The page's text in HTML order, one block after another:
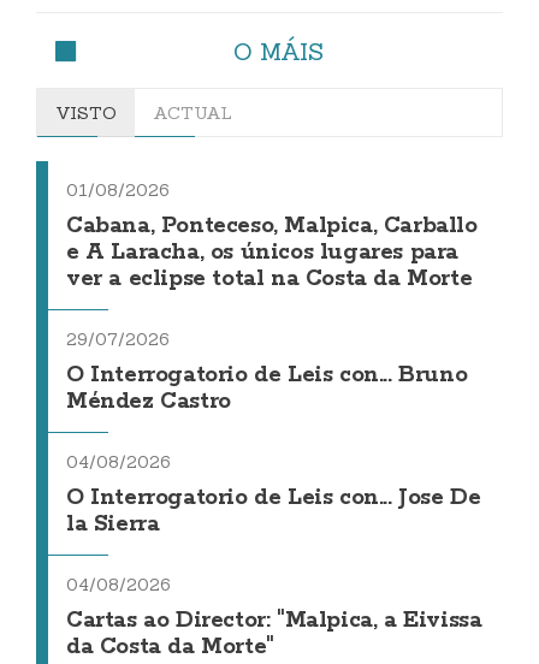
O MÁIS
VISTO ACTUAL
01/08/2026
Cabana, Ponteceso, Malpica, Carballo
e A Laracha, os únicos lugares para
ver a eclipse total na Costa da Morte
29/07/2026
O Interrogatorio de Leis con... Bruno
Méndez Castro
04/08/2026
O Interrogatorio de Leis con... Jose De
la Sierra
04/08/2026
Cartas ao Director: "Malpica, a Eivissa
da Costa da Morte"